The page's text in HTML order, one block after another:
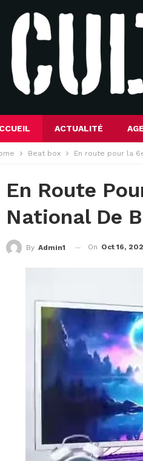
ACTUALITÉ
Beat box En route pour la
En Route
National De
By Admin1 On Oct 16,